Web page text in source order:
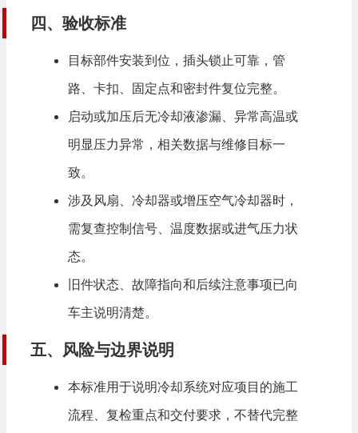
四、验收标准
目标部件安装到位，插头锁止可靠，管
路、卡扣、固定点和密封件复位完整。
启动或加压后无冷却液渗漏、异常高温或
明显压力异常，相关数据与维修目标一
致。
涉及风扇、冷却器或增压空气冷却器时，
需复查控制信号、温度数据或进气压力状
态。
旧件状态、故障指向和后续注意事项已向
车主说明清楚。
五、风险与边界说明
本标准用于说明冷却系统对应项目的施工
流程、复检重点和交付要求，不替代完整